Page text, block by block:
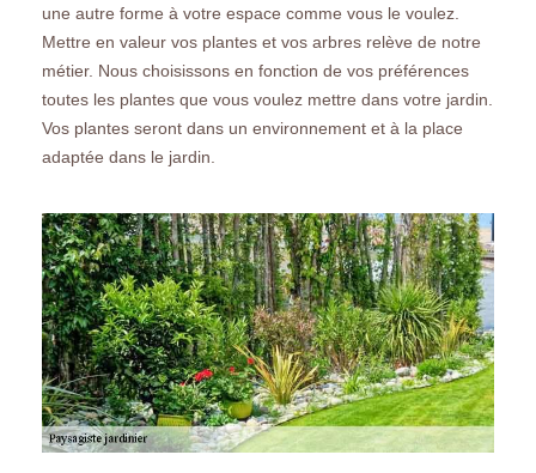
une autre forme à votre espace comme vous le voulez.
Mettre en valeur vos plantes et vos arbres relève de notre
métier. Nous choisissons en fonction de vos préférences
toutes les plantes que vous voulez mettre dans votre jardin.
Vos plantes seront dans un environnement et à la place
adaptée dans le jardin.